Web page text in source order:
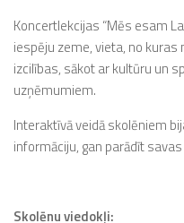
Koncertlekcijas “Mēs esam
iespēju zeme, vieta, no
izcilības, sākot ar kultūru un
uzņēmumiem.
Interaktīvā veidā skolēniem
informāciju, gan parādīt
Skolēnu viedokļi: